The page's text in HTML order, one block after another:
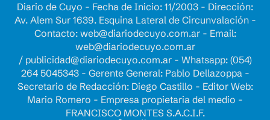
Diario de Cuyo - Fecha de Inicio: 11/2003 - Dirección:
Av. Alem Sur 1639. Esquina Lateral de Circunvalación -
Contacto: web@diariodecuyo.com.ar- Email:
web@diariodecuyo.com.ar
/ publicidad@diariodecuyo.com.ar- Whatsapp: (054)
264 5045343 - Gerente General: Pablo Dellazoppa -
Secretario de Redacción: Diego Castillo - Editor Web:
Mario Romero - Empresa propietaria del medio -
FRANCISCO MONTES S.A.C.I.F.